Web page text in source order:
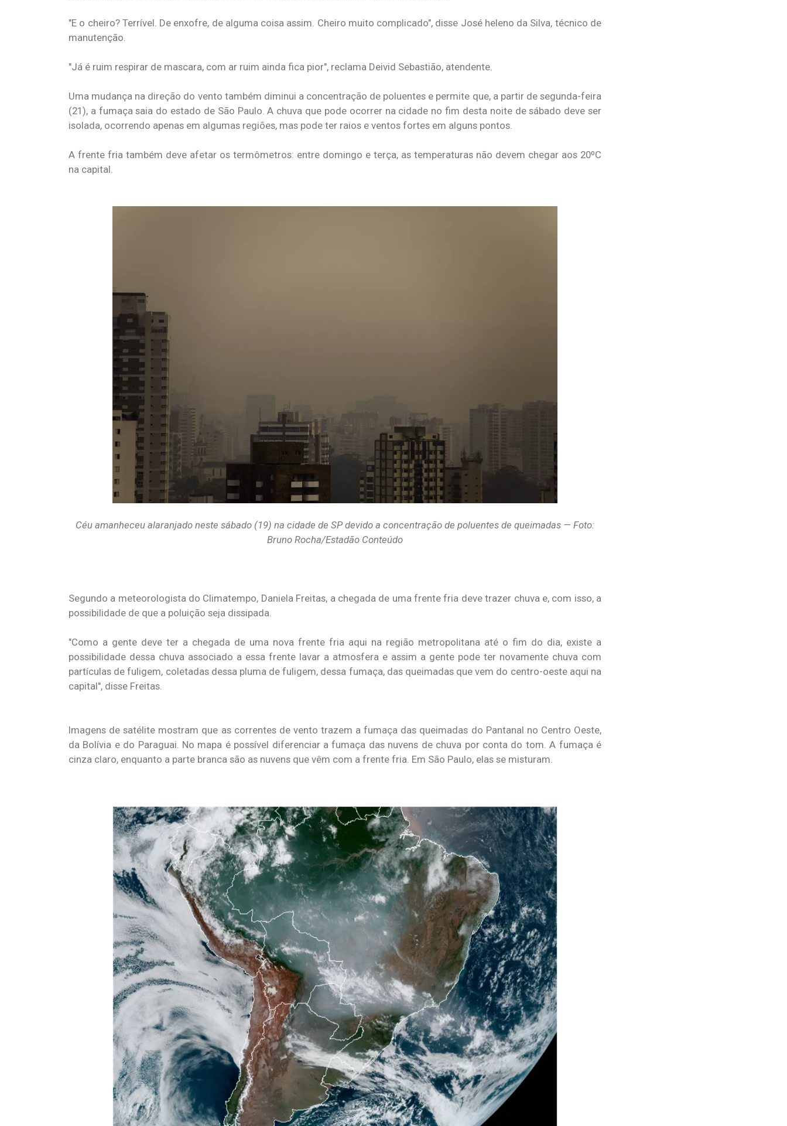
"E o cheiro? Terrível. De enxofre, de alguma coisa assim. Cheiro muito complicado", disse José heleno da Silva, técnico de
manutenção.
"Já é ruim respirar de mascara, com ar ruim ainda fica pior", reclama Deivid Sebastião, atendente.
Uma mudança na direção do vento também diminui a concentração de poluentes e permite que, a partir de segunda-feira
(21), a fumaça saia do estado de São Paulo. A chuva que pode ocorrer na cidade no fim desta noite de sábado deve ser
isolada, ocorrendo apenas em algumas regiões, mas pode ter raios e ventos fortes em alguns pontos.
A frente fria também deve afetar os termômetros: entre domingo e terça, as temperaturas não devem chegar aos 20ºC
na capital.
Céu amanheceu alaranjado neste sábado (19) na cidade de SP devido a concentração de poluentes de queimadas — Foto:
Bruno Rocha/Estadão Conteúdo
Segundo a meteorologista do Climatempo, Daniela Freitas, a chegada de uma frente fria deve trazer chuva e, com isso, a
possibilidade de que a poluição seja dissipada.
"Como a gente deve ter a chegada de uma nova frente fria aqui na região metropolitana até o fim do dia, existe a
possibilidade dessa chuva associado a essa frente lavar a atmosfera e assim a gente pode ter novamente chuva com
partículas de fuligem, coletadas dessa pluma de fuligem, dessa fumaça, das queimadas que vem do centro-oeste aqui na
capital", disse Freitas.
Imagens de satélite mostram que as correntes de vento trazem a fumaça das queimadas do Pantanal no Centro Oeste,
da Bolívia e do Paraguai. No mapa é possível diferenciar a fumaça das nuvens de chuva por conta do tom. A fumaça é
cinza claro, enquanto a parte branca são as nuvens que vêm com a frente fria. Em São Paulo, elas se misturam.